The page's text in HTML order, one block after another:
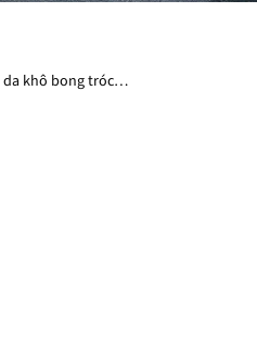
da khô bong tróc…